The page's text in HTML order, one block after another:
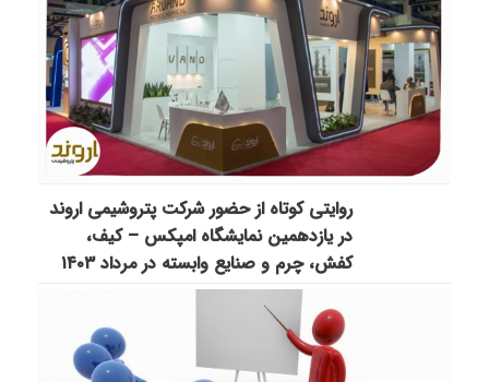
روایتی کوتاه از حضور شرکت پتروشیمی اروند
در یازدهمین نمایشگاه امپکس‌ – کیف،
کفش، چرم و صنایع وابسته در مرداد ۱۴۰۳